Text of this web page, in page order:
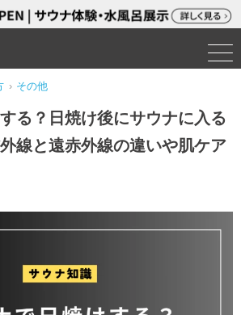
› その他
る？日焼け後にサウナに入る
線と遠赤外線の違いや肌ケア